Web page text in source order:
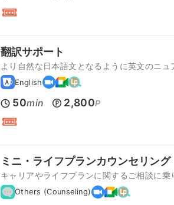
翻訳サポート
より自然な日本語文となるように英文のニュ
English
50min 2,800P
ミニ・ライフプランカウンセリング
キャリアやライフプランに関するご相談に乗
Others (Counseling)